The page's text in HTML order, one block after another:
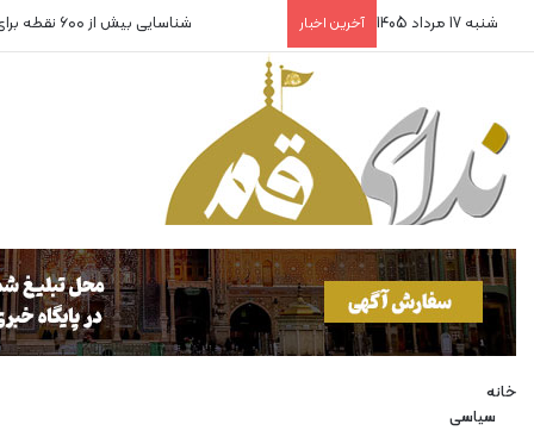
شنبه 17 مرداد 1405 آخرین اخبار شناسایی بیش از ۶۰۰ نقطه برای پناهگاه
خانه
سیاسی